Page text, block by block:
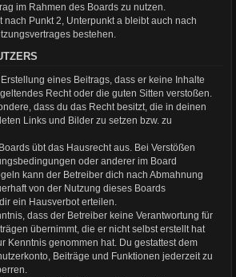
im Rahmen des Boards zu nutzen.
nach Punkt 2, Unterpunkt a bleibt auch nach
bestehen.
eines Beitrags, dass er keine Inhalte
Recht oder die guten Sitten verstoßen.
dass du das Recht besitzt, die in deinen
Links und Bilder zu setzen bzw. zu
übt das Hausrecht aus. Bei Verstößen
oder anderer im Board
kann der Betreiber dich nach Abmahnung
von der Nutzung dieses Boards
ein Hausverbot erteilen.
dass der Betreiber keine Verantwortung für
übernimmt, die er nicht selbst erstellt hat
Kenntnis genommen hat. Du gestattest dem
Beiträge und Funktionen jederzeit zu